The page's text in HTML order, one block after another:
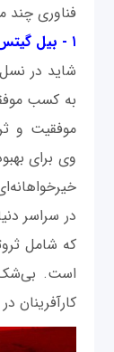
فناوری چند
۱ - بیل گیتس: یک مجموعه زیبا از پورشه‌های بی‌نظیر
شاید در
به کسب
موفقیت و
وی برای
در سراسر
که شامل
است.
کارآفرینان